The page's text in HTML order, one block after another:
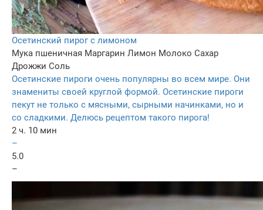
Осетинский пирог с лимоном
Мука пшеничная Маргарин Лимон Молоко Сахар
Дрожжи Соль
Осетинские пироги очень популярны во всем мире. Они
знамениты своей круглой формой. Осетинские пироги
пекут не только с мясными, сырными начинками, но и
со сладкими. Делюсь рецептом такого пирога!
2 ч. 10 мин
–
5.0
–